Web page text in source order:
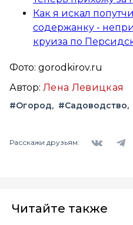
Как я искал
содержанку -
круиза по
Фото: gorodkirov.ru
Автор: Лена Левицкая
#Огород #Садоводство
Расскажи друзьям:
Читайте также